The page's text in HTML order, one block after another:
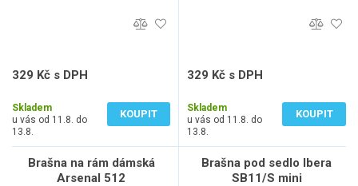
329 Kč s DPH
Skladem
u vás od 11.8. do
13.8.
KOUPIT
329 Kč s DPH
Skladem
u vás od 11.8. do
13.8.
KOUPIT
Brašna na rám dámská
Arsenal 512
Brašna pod sedlo Ibera
SB11/S mini